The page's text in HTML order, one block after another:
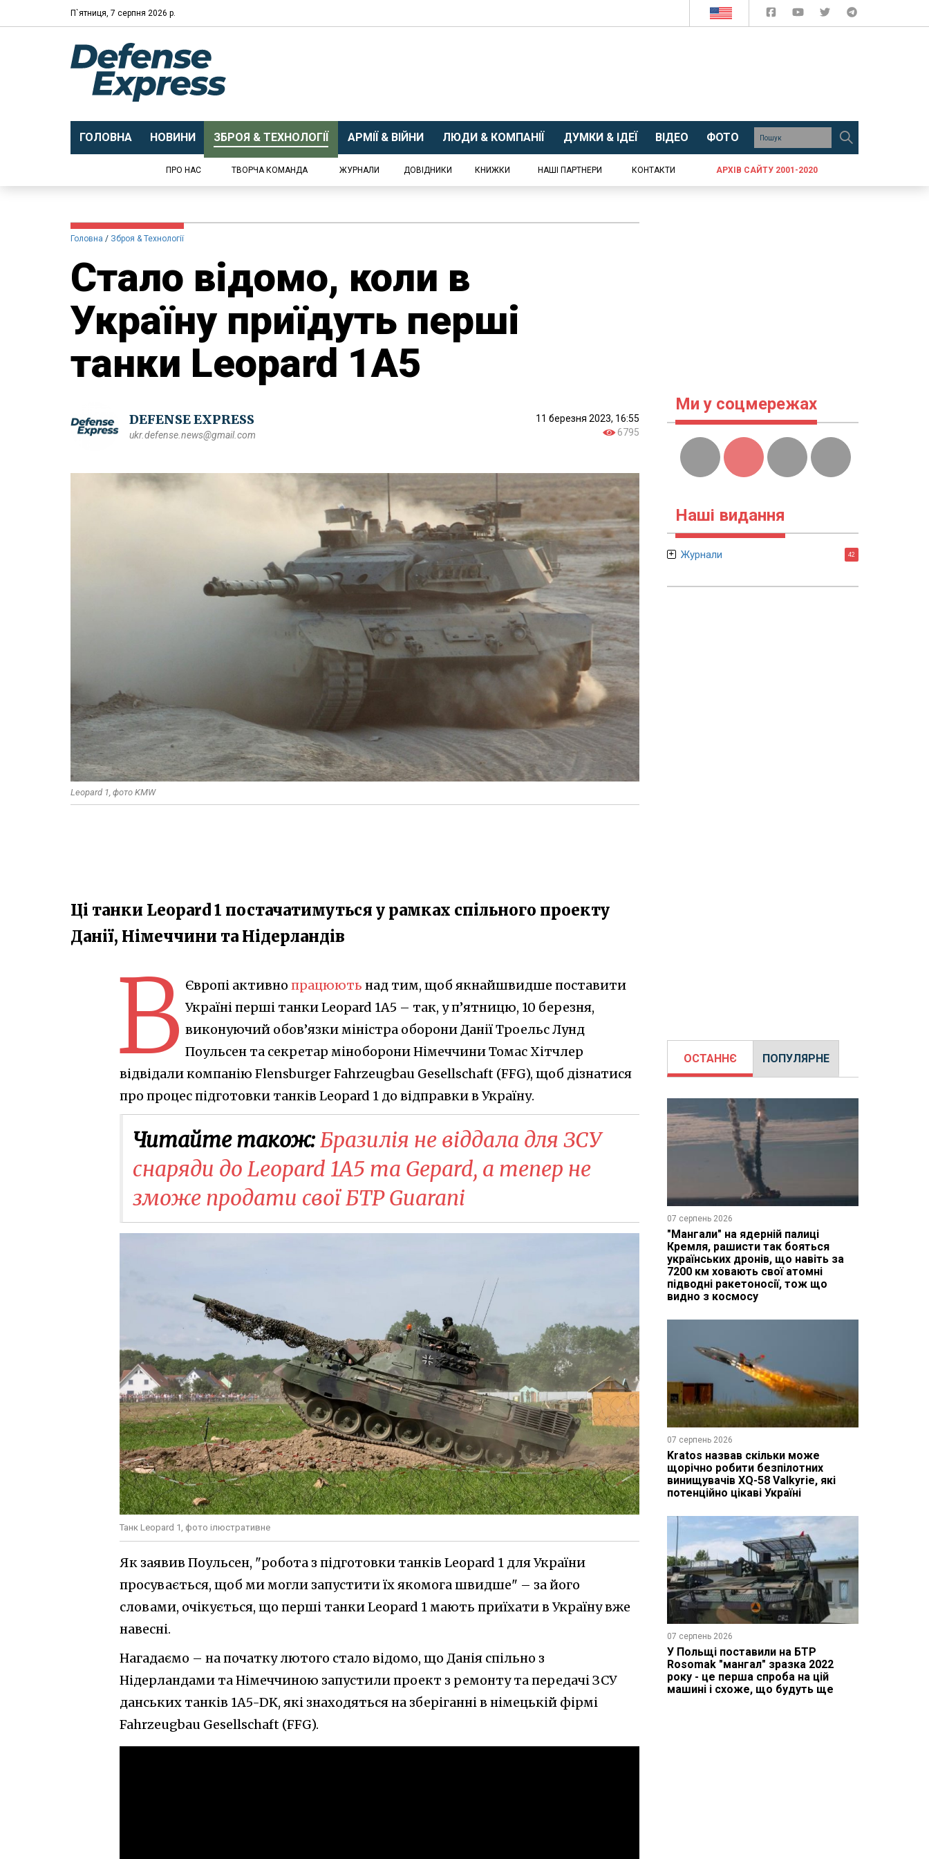
П`ятниця, 7 серпня 2026 р.
ГОЛОВНА НОВИНИ ЗБРОЯ & ТЕХНОЛОГІЇ АРМІЇ & ВІЙНИ ЛЮДИ & КОМПАНІЇ ДУМКИ & ІДЕЇ ВІДЕО ФОТО
ПРО НАС ТВОРЧА КОМАНДА ЖУРНАЛИ ДОВІДНИКИ КНИЖКИ НАШІ ПАРТНЕРИ КОНТАКТИ АРХІВ САЙТУ 2001-2020
Головна Зброя & Технології
Стало відомо, коли в
Україну приїдуть перші
танки Leopard 1A5
DEFENSE EXPRESS
ukr.defense.news@gmail.com
11 березня 2023, 16:55
6795
Leopard 1, фото KMW
Ці танки Leopard 1 постачатимуться у рамках спільного проекту
Данії, Німеччини та Нідерландів
В Європі активно працюють над тим, щоб якнайшвидше поставити
Україні перші танки Leopard 1A5 – так, у п’ятницю, 10 березня,
виконуючий обов’язки міністра оборони Данії Троельс Лунд
Поульсен та секретар міноборони Німеччини Томас Хітчлер
відвідали компанію Flensburger Fahrzeugbau Gesellschaft (FFG), щоб дізнатися
про процес підготовки танків Leopard 1 до відправки в Україну.
Читайте також:Бразилія не віддала для ЗСУ
снаряди до Leopard 1A5 та Gepard, а тепер не
зможе продати свої БТР Guarani
Танк Leopard 1, фото ілюстративне
Як заявив Поульсен, "робота з підготовки танків Leopard 1 для України
просувається, щоб ми могли запустити їх якомога швидше" – за його
словами, очікується, що перші танки Leopard 1 мають приїхати в Україну вже
навесні.
Нагадаємо – на початку лютого стало відомо, що Данія спільно з
Нідерландами та Німеччиною запустили проект з ремонту та передачі ЗСУ
данських танків 1A5-DK, які знаходяться на зберіганні в німецькій фірмі
Fahrzeugbau Gesellschaft (FFG).
Ми у соцмережах
Наші видання
Журнали 42
ОСТАННЄ ПОПУЛЯРНЕ
07 серпень 2026
"Мангали" на ядерній палиці
Кремля, рашисти так бояться
українських дронів, що навіть за
7200 км ховають свої атомні
підводні ракетоносії, тож що
видно з космосу
07 серпень 2026
Kratos назвав скільки може
щорічно робити безпілотних
винищувачів XQ-58 Valkyrie, які
потенційно цікаві Україні
07 серпень 2026
У Польщі поставили на БТР
Rosomak "мангал" зразка 2022
року - це перша спроба на цій
машині і схоже, що будуть ще